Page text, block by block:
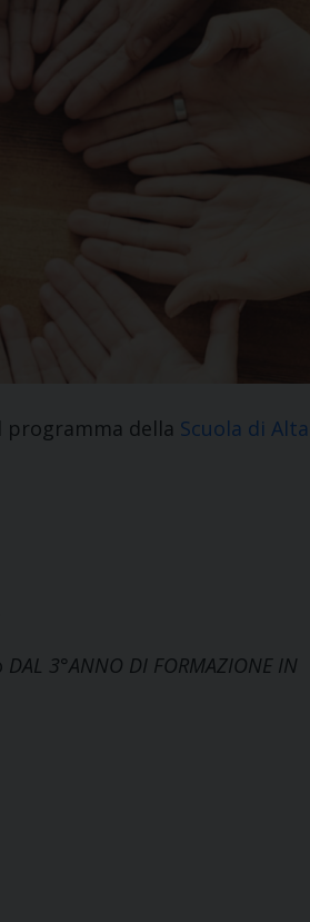
programma della Scuola di Alta
DAL 3°ANNO DI FORMAZIONE IN